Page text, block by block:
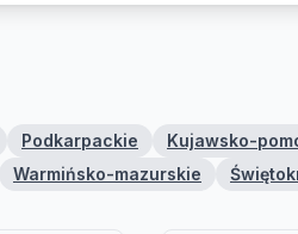
Podkarpackie Kujawsko-
Warmińsko-mazurskie